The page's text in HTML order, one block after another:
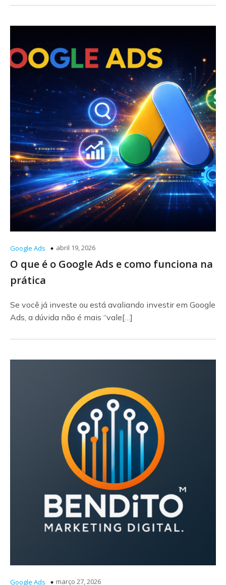
Google Ads abril 19, 2026
O que é o Google Ads e como funciona na
prática
Se você já investe ou está avaliando investir em Google
Ads, a dúvida não é mais “vale[…]
Google Ads março 27, 2026